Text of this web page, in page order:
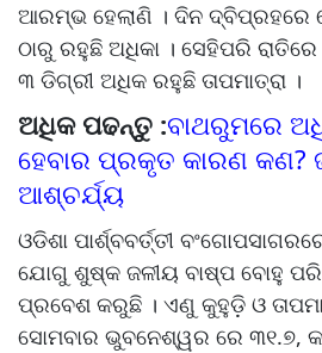
ଆରମ୍ଭ ହେଲାଣି । ଦିନ ଦ୍ବିପ୍ରହରେ
ଠାରୁ ରହୁଛି ଅଧିକା । ସେହିପରି
୩ ଡିଗ୍ରୀ ଅଧିକ ରହୁଛି ତାପମାତ୍ରା ।
ଅଧିକ ପଢନ୍ତୁ :ବାଥରୁମରେ
ହେବାର ପ୍ରକୃତ କାରଣ କଣ?
ଆଶ୍ଚର୍ଯ୍ୟ
ଓଡିଶା ପାର୍ଶ୍ବବର୍ତ୍ତୀ
ଯୋଗୁ ଶୁଷ୍କ ଜଳୀୟ ବାଷ୍ପ ବୋହୁ
ପ୍ରବେଶ କରୁଛି । ଏଣୁ କୁହୁଡ଼ି ଓ
ସୋମବାର ଭୁବନେଶ୍ୱର ରେ